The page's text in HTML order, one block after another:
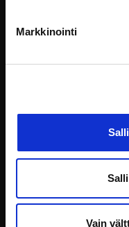
Markkinointi
Vain
Oppiminen ja